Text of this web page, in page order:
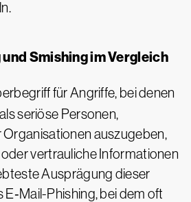
Smishing im Vergleich
für Angriffe, bei denen
seriöse Personen,
auszugeben,
vertrauliche Informationen
Ausprägung dieser
Phishing, bei dem oft